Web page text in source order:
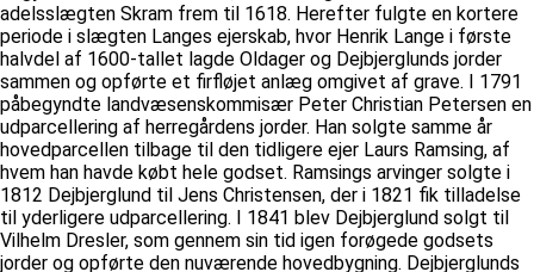
adelsslægten Skram frem til 1618. Herefter fulgte en kortere
periode i slægten Langes ejerskab, hvor Henrik Lange i første
halvdel af 1600-tallet lagde Oldager og Dejbjerglunds jorder
sammen og opførte et firfløjet anlæg omgivet af grave. I 1791
påbegyndte landvæsenskommisær Peter Christian Petersen en
udparcellering af herregårdens jorder. Han solgte samme år
hovedparcellen tilbage til den tidligere ejer Laurs Ramsing, af
hvem han havde købt hele godset. Ramsings arvinger solgte i
1812 Dejbjerglund til Jens Christensen, der i 1821 fik tilladelse
til yderligere udparcellering. I 1841 blev Dejbjerglund solgt til
Vilhelm Dresler, som gennem sin tid igen forøgede godsets
jorder og opførte den nuværende hovedbygning. Dejbjerglunds